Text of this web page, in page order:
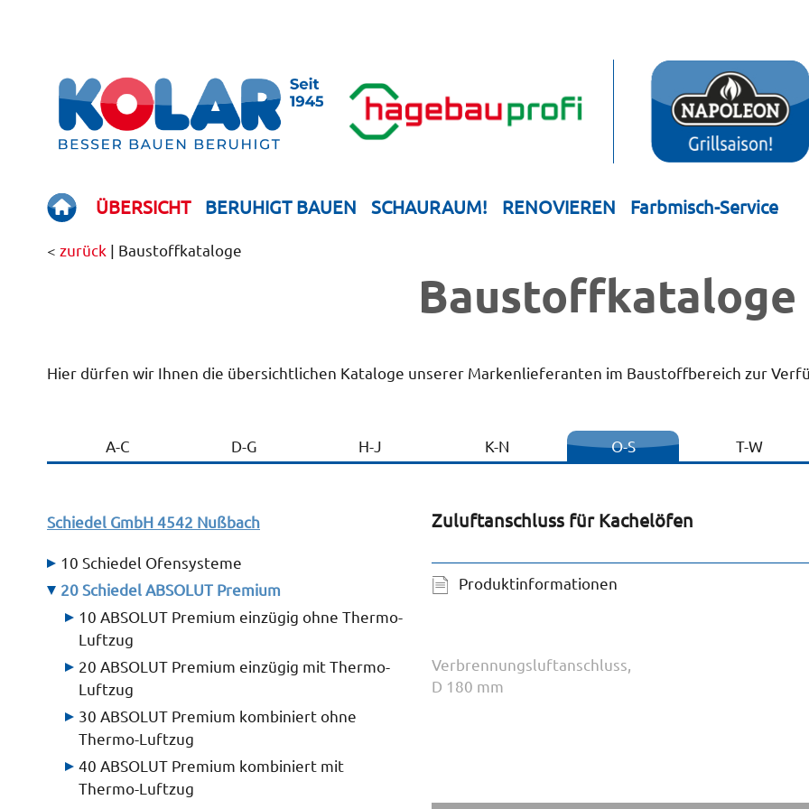
ÜBERSICHT BERUHIGT BAUEN SCHAURAUM! RENOVIEREN Farbmisch-Service
< zurück | Baustoff­kataloge
Bau­stoff­­ka­ta­loge
Hier dürfen wir Ihnen die übersichtlichen Kataloge unserer Markenlieferanten im Baustoffbereich zur
A-C D-G H-J K-N O-S T-W
Schiedel GmbH4542 Nußbach
10 Schiedel Ofensysteme
20 Schiedel ABSOLUT Premium
10 ABSOLUT Premium einzügig ohne Thermo-
Luftzug
20 ABSOLUT Premium einzügig mit Thermo-
Luftzug
30 ABSOLUT Premium kombiniert ohne
Thermo-Luftzug
40 ABSOLUT Premium kombiniert mit
Thermo-Luftzug
Zuluftanschluss für Kachelöfen
Produktinformationen
Verbrennungsluftanschluss,
D 180 mm